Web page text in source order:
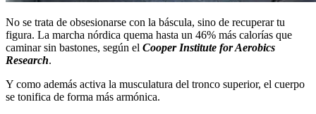
No se trata de obsesionarse con la báscula, sino de recuperar tu
figura. La marcha nórdica quema hasta un 46% más calorías que
caminar sin bastones, según el Cooper Institute for Aerobics
Research.
Y como además activa la musculatura del tronco superior, el cuerpo
se tonifica de forma más armónica.